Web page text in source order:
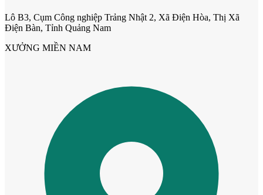
Lô B3, Cụm Công nghiệp Trảng Nhật 2, Xã Điện Hòa, Thị Xã
Điện Bàn, Tỉnh Quảng Nam
XƯỞNG MIỀN NAM